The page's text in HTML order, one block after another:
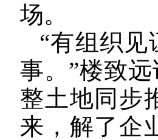
场。
“有组织
事。”楼致
整土地同步
来，解了企